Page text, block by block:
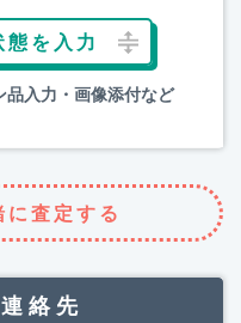
態を入力
品入力・画像添付など
査定する
絡先